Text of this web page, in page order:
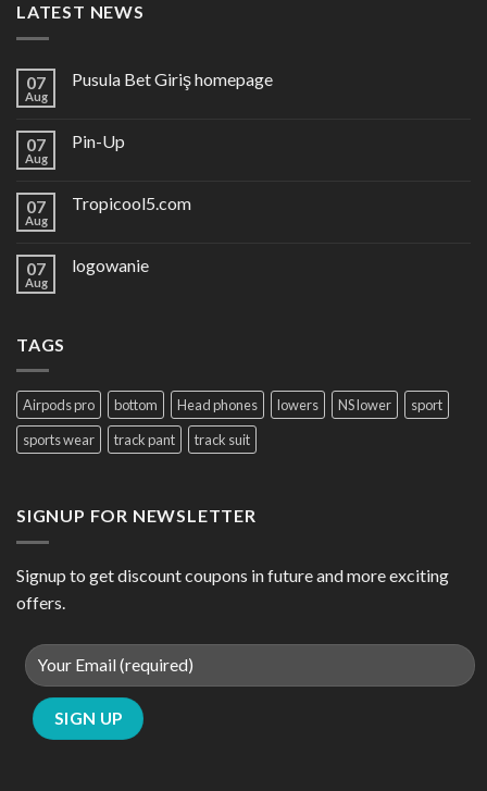
LATEST NEWS
07
Aug
Pusula Bet Giriş homepage
07
Aug
Pin-Up
07
Aug
Tropicool5.com
07
Aug
logowanie
TAGS
Airpods pro bottom Head phones lowers NS lower
sport
sports wear
track pant track suit
SIGNUP FOR NEWSLETTER
Signup to get discount coupons in future and more exciting
offers.